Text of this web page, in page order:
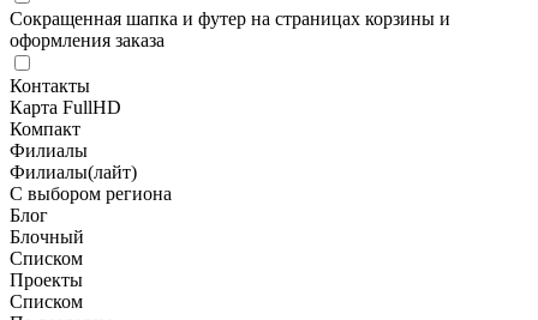
Сокращенная шапка и футер на страницах корзины и
оформления заказа
Контакты
Карта FullHD
Компакт
Филиалы
Филиалы(лайт)
С выбором региона
Блог
Блочный
Списком
Проекты
Списком